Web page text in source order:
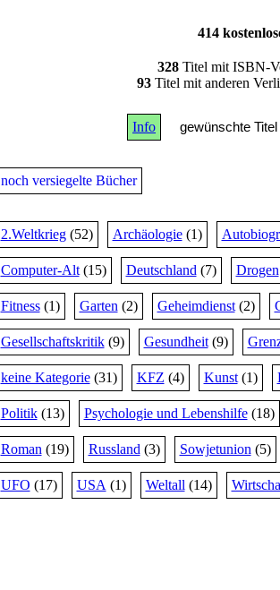
414
328 Titel mit ISBN-
93Titel mit anderen
Info gewünschte
noch versiegelte Bücher
2.Weltkrieg(52) Archäologie(1)
Computer-Alt(15) Deutschland (7) Drogen
Fitness(1) Garten (2) Geheimdienst(2)
Gesellschaftskritik(9) Gesundheit(9)
keine Kategorie(31) KFZ (4) Kunst(1)
Politik(13) Psychologie und Lebenshilfe(18)
Roman (19) Russland (3) Sowjetunion (5)
UFO (17) USA (1) Weltall (14)